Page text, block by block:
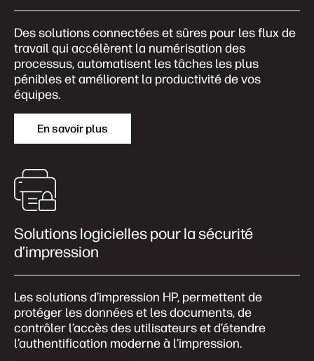
Des solutions connectées et sûres pour les flux de
travail qui accélèrent la numérisation des
processus, automatisent les tâches les plus
pénibles et améliorent la productivité de vos
équipes.
En savoir plus
Solutions logicielles pour la sécurité
d’impression
Les solutions d’impression HP, permettent de
protéger les données et les documents, de
contrôler l’accès des utilisateurs et d’étendre
l’authentification moderne à l’impression.